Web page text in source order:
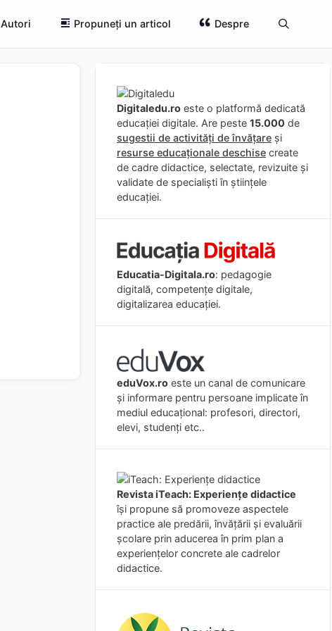
Autori Propuneți un articol Despre
Digitaledu.ro este o platformă dedicată
educației digitale. Are peste 15.000 de
sugestii de activități de învățare și
resurse educaționale deschise create
de cadre didactice, selectate, revizuite și
validate de specialiști în științele
educației.
Educatia-Digitala.ro: pedagogie
digitală, competențe digitale,
digitalizarea educației.
eduVox.ro este un canal de comunicare
și informare pentru persoane implicate în
mediul educațional: profesori, directori,
elevi, studenți etc..
Revista iTeach: Experienţe didactice
îşi propune să promoveze aspectele
practice ale predării, învăţării şi evaluării
şcolare prin aducerea în prim plan a
experienţelor concrete ale cadrelor
didactice.